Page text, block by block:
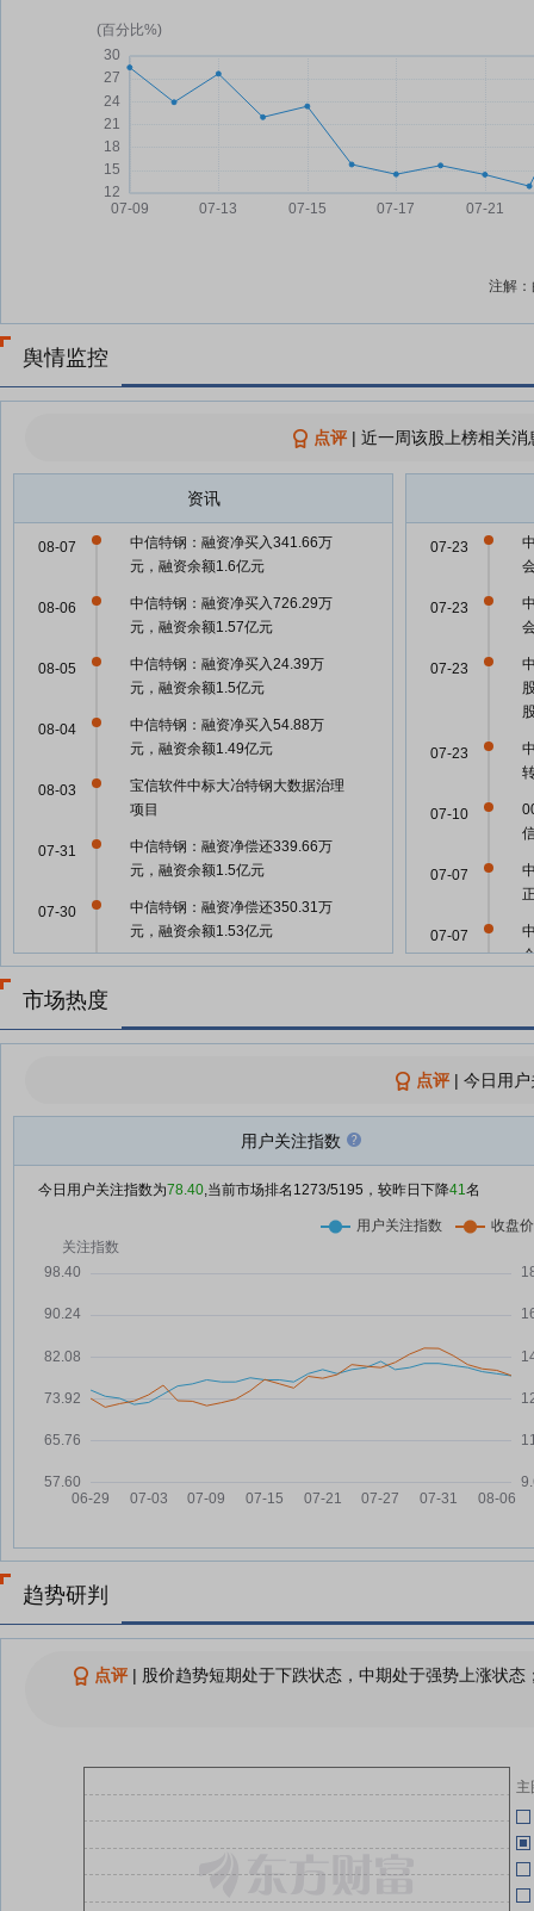
注解
舆情监控
点评| 近一周该股上榜相关
资讯
中信特钢：融资净买入341.66万
元，融资余额1.6亿元
08-07
中信特钢：融资净买入726.29万
元，融资余额1.57亿元
08-06
中信特钢：融资净买入24.39万
元，融资余额1.5亿元
08-05
中信特钢：融资净买入54.88万
元，融资余额1.49亿元
08-04
宝信软件中标大冶特钢大数据治理
项目
08-03
中信特钢：融资净偿还339.66万
元，融资余额1.5亿元
07-31
中信特钢：融资净偿还350.31万
元，融资余额1.53亿元
07-30
中信特钢：融资净偿还166.36万
壹评级发布中信特钢首次评级报告
07-28
中信特钢：融资净偿还294.8万
中信特钢：融资净偿还198.24万
07-23
07-22
07-22
中信特钢：2026年第三次临时股
东会决议公告
07-22
中信特钢：融资净偿还238.6万
07-22
中信特钢：将于2026年07月22日
07-21
中信特钢：融资净偿还56.29万
元，融资余额1.61亿元
07-21
中信特钢：融资净偿还257.37万
07-17
07-23
07-23
07-23
07-23
07-10
07-07
07-07
07-02
07-02
06-30
06-26
06-25
市场热度
点评| 今日用
用户关注指数
今日用户关注指数为78.40,当前市场排名 1273/5195，较昨日下降41名
趋势研判
点评| 股价趋势短期处于下跌状态，中期处于强势上涨状
主